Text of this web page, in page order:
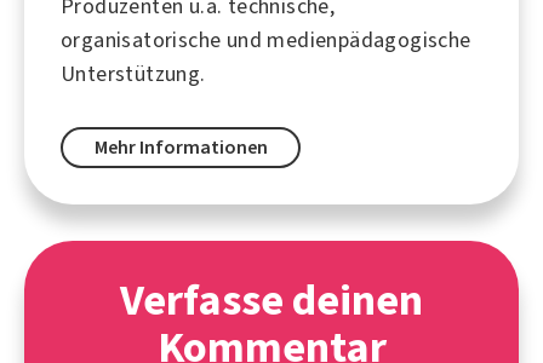
organisatorische und medienpädagogische
Unterstützung.
Mehr Informationen
Verfasse deinen
Kommentar